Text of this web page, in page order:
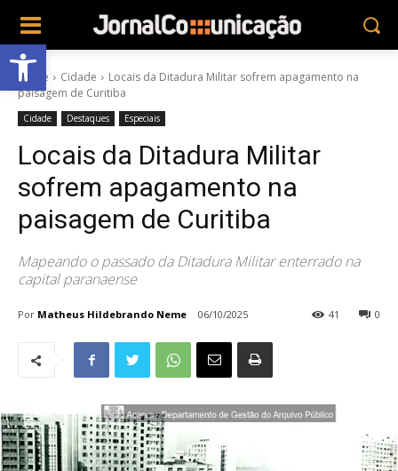
Abrir a barra de ferramentas
Home Cidade
Locais da Ditadura Militar sofrem apagamento na
paisagem de Curitiba
Cidade Destaques Especiais
Locais da Ditadura Militar
sofrem apagamento na
paisagem de Curitiba
Mapeando o passado da Ditadura Militar enterrado na
capital paranaense
Por Matheus Hildebrando Neme 06/10/2025 0
41